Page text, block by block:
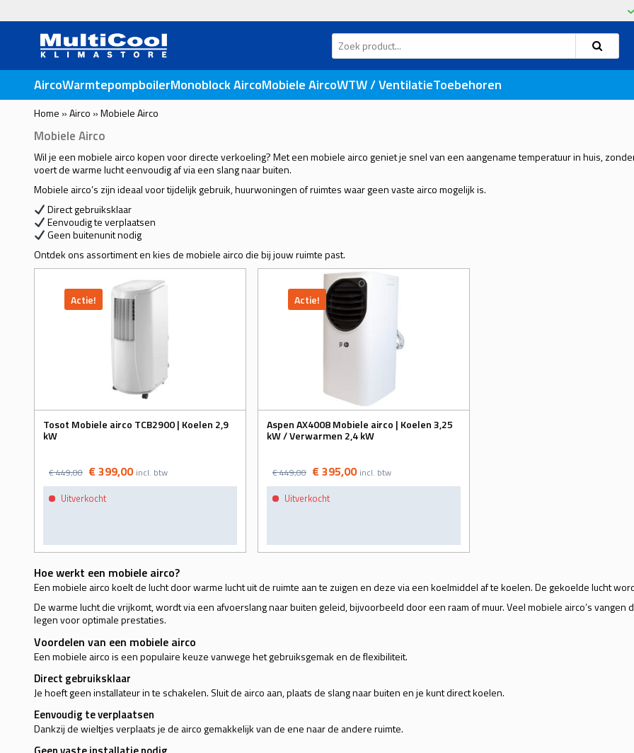
AircoWarmtepompboilerMonoblock AircoMobiele AircoWTW / VentilatieToebehoren
Home »Airco »Mobiele Airco
Mobiele Airco
Wil je een mobiele airco kopen voor directe verkoeling? Met een mobiele airco geniet je snel van een aangename temperatuur in huis,
voert de warme lucht eenvoudig af via een slang naar buiten.
Mobiele airco’s zijn ideaal voor tijdelijk gebruik, huurwoningen of ruimtes waar geen vaste airco mogelijk is.
Direct gebruiksklaar
Eenvoudig te verplaatsen
Geen buitenunit nodig
Ontdek ons assortiment en kies de mobiele airco die bij jouw ruimte past.
Actie!
Tosot Mobiele airco TCB2900 | Koelen 2,9
kW
€ 449,00 € 399,00 incl. btw
Uitverkocht
Actie!
Aspen AX4008 Mobiele airco | Koelen 3,25
kW / Verwarmen 2,4 kW
€ 449,00 € 395,00 incl. btw
Uitverkocht
Hoe werkt een mobiele airco?
Een mobiele airco koelt de lucht door warme lucht uit de ruimte aan te zuigen en deze via een koelmiddel af te koelen. De gekoelde lucht
De warme lucht die vrijkomt, wordt via een afvoerslang naar buiten geleid, bijvoorbeeld door een raam of muur. Veel mobiele airco’s
legen voor optimale prestaties.
Voordelen van een mobiele airco
Een mobiele airco is een populaire keuze vanwege het gebruiksgemak en de flexibiliteit.
Direct gebruiksklaar
Je hoeft geen installateur in te schakelen. Sluit de airco aan, plaats de slang naar buiten en je kunt direct koelen.
Eenvoudig te verplaatsen
Dankzij de wieltjes verplaats je de airco gemakkelijk van de ene naar de andere ruimte.